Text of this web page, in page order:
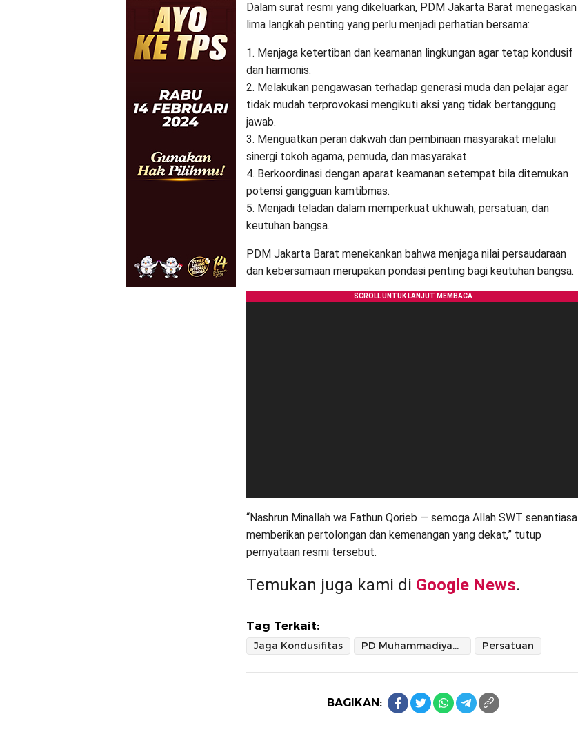
Dalam surat resmi yang dikeluarkan, PDM Jakarta Barat menegaskan
lima langkah penting yang perlu menjadi perhatian bersama:
1. Menjaga ketertiban dan keamanan lingkungan agar tetap kondusif
dan harmonis.
2. Melakukan pengawasan terhadap generasi muda dan pelajar agar
tidak mudah terprovokasi mengikuti aksi yang tidak bertanggung
jawab.
3. Menguatkan peran dakwah dan pembinaan masyarakat melalui
sinergi tokoh agama, pemuda, dan masyarakat.
4. Berkoordinasi dengan aparat keamanan setempat bila ditemukan
potensi gangguan kamtibmas.
5. Menjadi teladan dalam memperkuat ukhuwah, persatuan, dan
keutuhan bangsa.
PDM Jakarta Barat menekankan bahwa menjaga nilai persaudaraan
dan kebersamaan merupakan pondasi penting bagi keutuhan bangsa.
“Nashrun Minallah wa Fathun Qorieb — semoga Allah SWT senantiasa
memberikan pertolongan dan kemenangan yang dekat,” tutup
pernyataan resmi tersebut.
Temukan juga kami di Google News.
Tag Terkait:
Jaga Kondusifitas PD Muhammadiyah Jakbar Persatuan
BAGIKAN: